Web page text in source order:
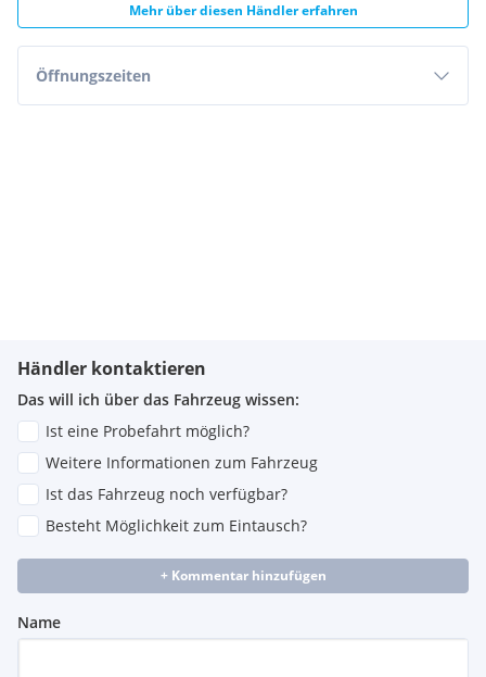
Mehr über diesen Händler erfahren
Öffnungszeiten
Händler kontaktieren
Das will ich über das Fahrzeug wissen:
Ist eine Probefahrt möglich?
Weitere Informationen zum Fahrzeug
Ist das Fahrzeug noch verfügbar?
Besteht Möglichkeit zum Eintausch?
+ Kommentar hinzufügen
Name